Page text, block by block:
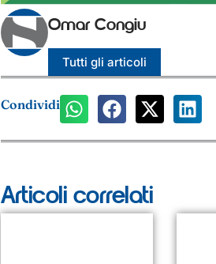
Omar Congiu
Tutti gli articoli
Condividi
Articoli correlati